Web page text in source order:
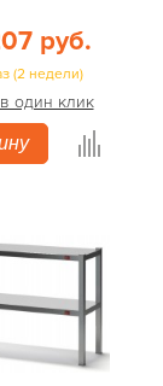
руб.
(2 недели)
один клик